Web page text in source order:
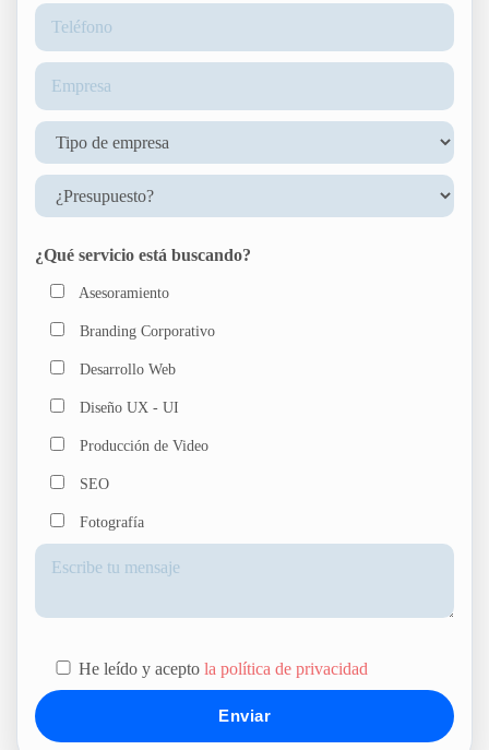
¿Qué servicio está buscando?
Asesoramiento
Branding Corporativo
Desarrollo Web
Diseño UX - UI
Producción de Video
SEO
Fotografía
He leído y acepto la política de privacidad